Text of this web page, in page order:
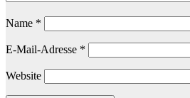
Name *
E-Mail-Adresse *
Website